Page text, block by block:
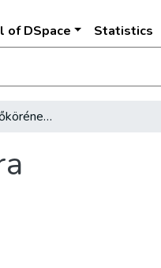
of DSpace Statistics
A BSZKRT önképzőkörének fúvószenekara